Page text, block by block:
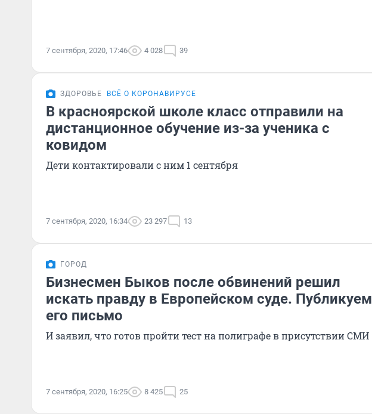
7 сентября, 2020, 17:46 4 028 39
ЗДОРОВЬЕ ВСЁ О КОРОНАВИРУСЕ
В красноярской школе класс отправили на
дистанционное обучение из-за ученика с
ковидом
Дети контактировали с ним 1 сентября
7 сентября, 2020, 16:34 23 297 13
ГОРОД
Бизнесмен Быков после обвинений решил
искать правду в Европейском суде. Публикуем
его письмо
И заявил, что готов пройти тест на полиграфе в присутствии СМИ
7 сентября, 2020, 16:25 8 425 25